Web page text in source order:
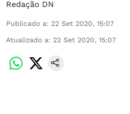
Redação DN
Publicado a: 22 Set 2020, 15:07
Atualizado a: 22 Set 2020, 15:07